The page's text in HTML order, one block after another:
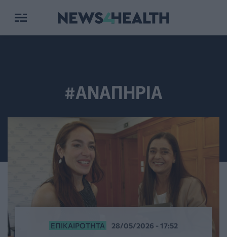
#ΑΝΑΠΗΡΙΑ
ΕΠΙΚΑΙΡΌΤΗΤΑ 28/05/2026 - 17:52